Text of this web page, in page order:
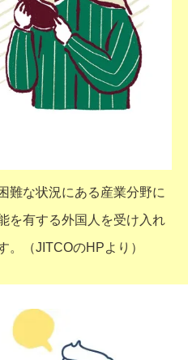
難な状況にある産業分野に
を有する外国人を受け入れ
。（JITCOのHPより）